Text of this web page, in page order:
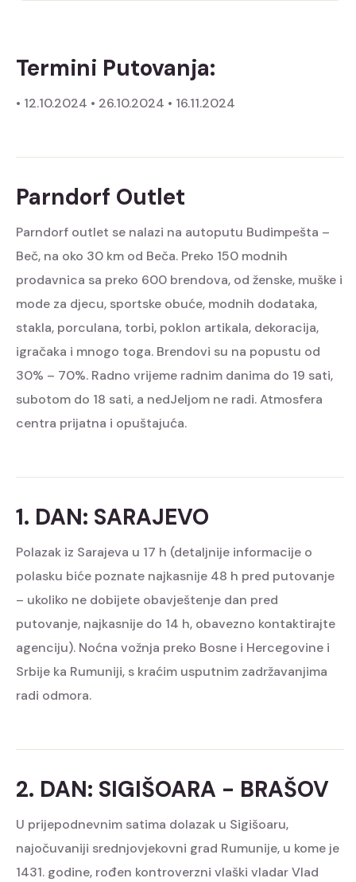
Termini Putovanja:
• 12.10.2024 • 26.10.2024 • 16.11.2024
Parndorf Outlet
Parndorf outlet se nalazi na autoputu Budimpešta –
Beč, na oko 30 km od Beča. Preko 150 modnih
prodavnica sa preko 600 brendova, od ženske, muške i
mode za djecu, sportske obuće, modnih dodataka,
stakla, porculana, torbi, poklon artikala, dekoracija,
igračaka i mnogo toga. Brendovi su na popustu od
30% – 70%. Radno vrijeme radnim danima do 19 sati,
subotom do 18 sati, a nedJeljom ne radi. Atmosfera
centra prijatna i opuštajuća.
1. DAN: SARAJEVO
Polazak iz Sarajeva u 17 h (detaljnije informacije o
polasku biće poznate najkasnije 48 h pred putovanje
– ukoliko ne dobijete obavještenje dan pred
putovanje, najkasnije do 14 h, obavezno kontaktirajte
agenciju). Noćna vožnja preko Bosne i Hercegovine i
Srbije ka Rumuniji, s kraćim usputnim zadržavanjima
radi odmora.
2. DAN: SIGIŠOARA - BRAŠOV
U prijepodnevnim satima dolazak u Sigišoaru,
najočuvaniji srednjovjekovni grad Rumunije, u kome je
1431. godine, rođen kontroverzni vlaški vladar Vlad